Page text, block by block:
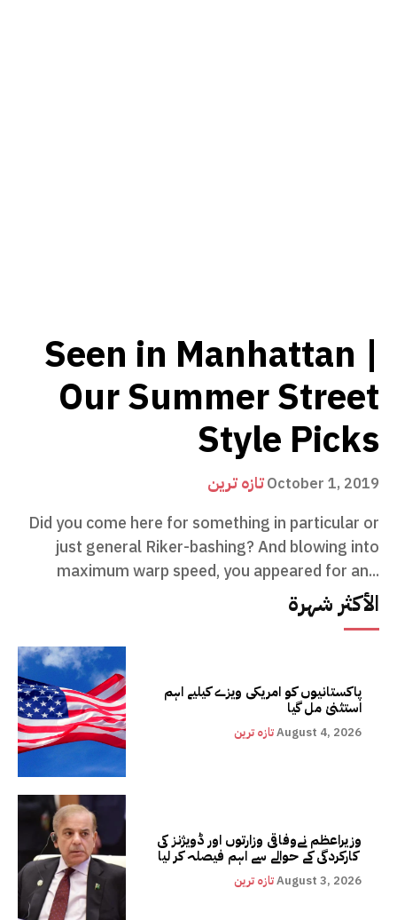
Seen in Manhattan |
Our Summer Street
Style Picks
تازہ ترینOctober 1, 2019
Did you come here for something in particular or
just general Riker-bashing? And blowing into
maximum warp speed, you appeared for an...
الأكثر شهرة
پاکستانیوں کو امریکی ویزے کیلیے اہم
استثنیٰ مل گیا
تازہ ترینAugust 4, 2026
وزیراعظم نےوفاقی وزارتوں اور ڈویژنز کی
کارکردگی کے حوالے سے اہم فیصلہ کر لیا
تازہ ترینAugust 3, 2026